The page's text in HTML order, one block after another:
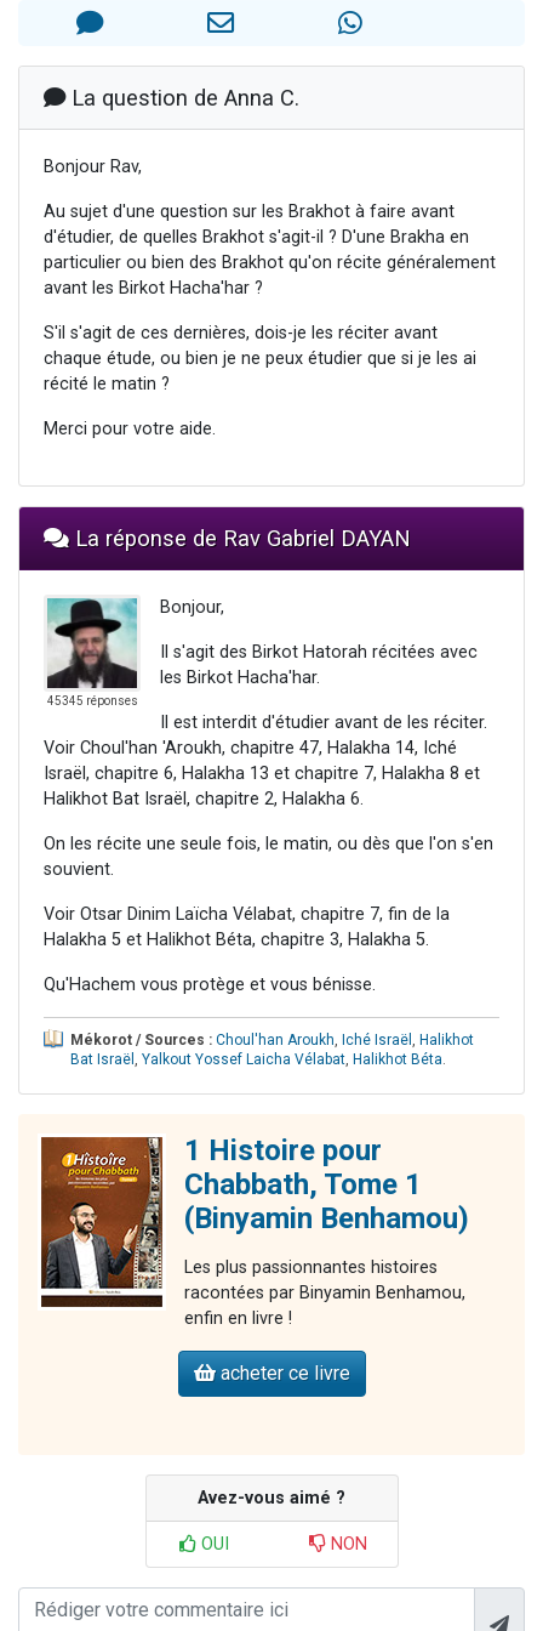
Il reste 49 places pour étudier en groupe sur Zoom
12 nouvelles musiques dans Torah-Box Music
La question de Anna C.
Bonjour Rav,
Au sujet d'une question sur les Brakhot à faire avant
d'étudier, de quelles Brakhot s'agit-il ? D'une Brakha en
particulier ou bien des Brakhot qu'on récite généralement
avant les Birkot Hacha'har ?
S'il s'agit de ces dernières, dois-je les réciter avant
chaque étude, ou bien je ne peux étudier que si je les ai
récité le matin ?
Merci pour votre aide.
La réponse de Rav Gabriel DAYAN
45345 réponses
Bonjour,
Il s'agit des Birkot Hatorah récitées avec
les Birkot Hacha'har.
Il est interdit d'étudier avant de les réciter.
Voir Choul'han 'Aroukh, chapitre 47, Halakha 14, Iché
Israël, chapitre 6, Halakha 13 et chapitre 7, Halakha 8 et
Halikhot Bat Israël, chapitre 2, Halakha 6.
On les récite une seule fois, le matin, ou dès que l'on s'en
souvient.
Voir Otsar Dinim Laïcha Vélabat, chapitre 7, fin de la
Halakha 5 et Halikhot Béta, chapitre 3, Halakha 5.
Qu'Hachem vous protège et vous bénisse.
Mékorot / Sources : Choul'han Aroukh, Iché Israël , Halikhot
Bat Israël , Yalkout Yossef Laicha Vélabat, Halikhot Béta.
1 Histoire pour
Chabbath, Tome 1
(Binyamin Benhamou)
Les plus passionnantes histoires
racontées par Binyamin Benhamou,
enfin en livre !
acheter ce livre
Avez-vous aimé ?
OUI NON